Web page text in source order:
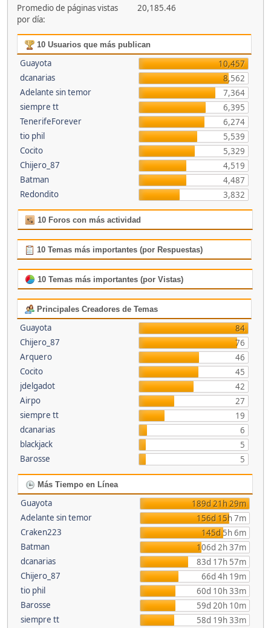
Promedio de páginas vistas
por día:
20,185.46
10 Usuarios que más publican
Guayota
10,457
dcanarias
8,562
Adelante sin temor
7,364
siempre tt
6,395
TenerifeForever
6,274
tio phil
5,539
Cocito
5,329
Chijero_87
4,519
Batman
4,487
Redondito
3,832
10 Foros con más actividad
10 Temas más importantes (por Respuestas)
10 Temas más importantes (por Vistas)
Principales Creadores de Temas
Guayota
84
Chijero_87
76
Arquero
46
Cocito
45
jdelgadot
42
Airpo
27
siempre tt
19
dcanarias
6
blackjack
5
Barosse
5
Más Tiempo en Línea
Guayota
189d 21h 29m
Adelante sin temor
156d 15h 7m
Craken223
145d 5h 6m
Batman
106d 2h 37m
dcanarias
83d 17h 57m
Chijero_87
66d 4h 19m
tio phil
60d 10h 33m
Barosse
59d 20h 10m
siempre tt
58d 19h 33m